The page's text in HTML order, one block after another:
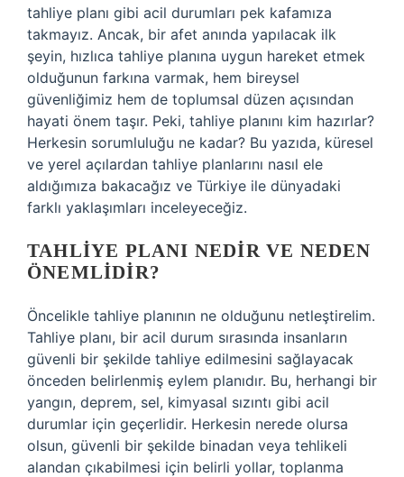
tahliye planı gibi acil durumları pek kafamıza
takmayız. Ancak, bir afet anında yapılacak ilk
şeyin, hızlıca tahliye planına uygun hareket etmek
olduğunun farkına varmak, hem bireysel
güvenliğimiz hem de toplumsal düzen açısından
hayati önem taşır. Peki, tahliye planını kim hazırlar?
Herkesin sorumluluğu ne kadar? Bu yazıda, küresel
ve yerel açılardan tahliye planlarını nasıl ele
aldığımıza bakacağız ve Türkiye ile dünyadaki
farklı yaklaşımları inceleyeceğiz.
TAHLIYE PLANI NEDIR VE NEDEN
ÖNEMLIDIR?
Öncelikle tahliye planının ne olduğunu netleştirelim.
Tahliye planı, bir acil durum sırasında insanların
güvenli bir şekilde tahliye edilmesini sağlayacak
önceden belirlenmiş eylem planıdır. Bu, herhangi bir
yangın, deprem, sel, kimyasal sızıntı gibi acil
durumlar için geçerlidir. Herkesin nerede olursa
olsun, güvenli bir şekilde binadan veya tehlikeli
alandan çıkabilmesi için belirli yollar, toplanma